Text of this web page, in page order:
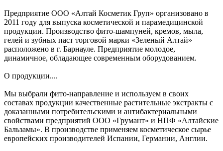
Предприятие ООО «Алтай Косметик Груп» организовано в
2011 году для выпуска косметической и парамедицинской
продукции. Производство фито-шампуней, кремов, мыла,
гелей и зубных паст торговой марки «Зеленый Алтай»
расположено в г. Барнауле. Предприятие молодое,
динамичное, обладающее современным оборудованием.
О продукции....
Мы выбрали фито-направление и используем в своих
составах продукции качественные растительные экстракты с
доказанными потребительскими и антибактериальными
свойствами предприятий ООО «Грумант» и НПФ «Алтайские
Бальзамы». В производстве применяем косметическое сырье
европейских производителей Испании, Германии, Англии.